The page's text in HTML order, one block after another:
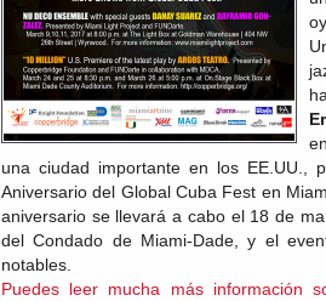
una ciudad importante en los
Aniversario del Global Cuba Fest en
aniversario se llevará a cabo el 18 de
del Condado de Miami-Dade, y el
notables.
Puedes leer mucha más información